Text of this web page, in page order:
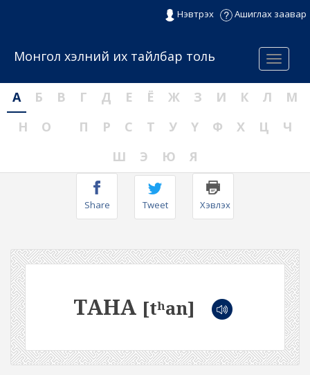
Нэвтрэх Ашиглах заавар
Menu
Монгол хэлний их тайлбар толь
А Б В Г Д Е Ё Ж З И К Л
М
Н
О П Р С Т У Ү Ф Х Ц
Ч
Ш
Э Ю Я
Share Tweet Хэвлэх
ТАНА [tʰan]